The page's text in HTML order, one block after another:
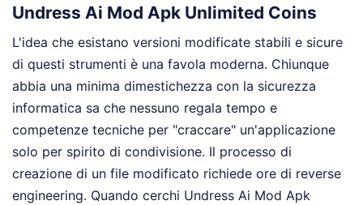
Undress Ai Mod Apk Unlimited Coins
L'idea che esistano versioni modificate stabili e sicure
di questi strumenti è una favola moderna. Chiunque
abbia una minima dimestichezza con la sicurezza
informatica sa che nessuno regala tempo e
competenze tecniche per "craccare" un'applicazione
solo per spirito di condivisione. Il processo di
creazione di un file modificato richiede ore di reverse
engineering. Quando cerchi Undress Ai Mod Apk